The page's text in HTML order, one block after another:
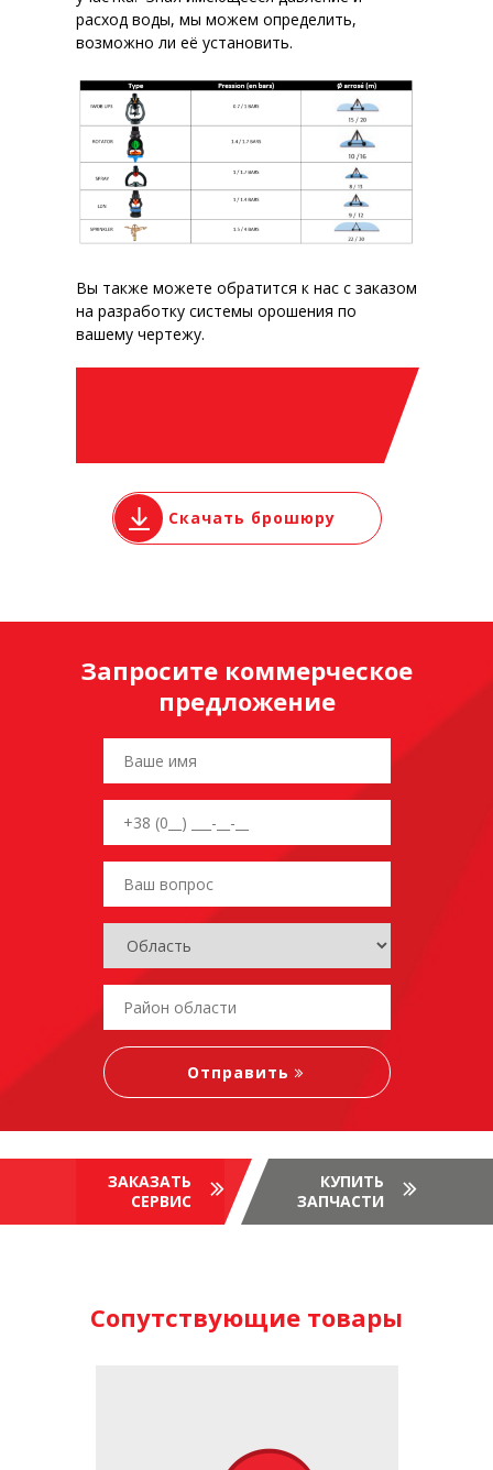
расход воды, мы можем определить,
возможно ли её установить.
Вы также можете обратится к нас с заказом
на разработку системы орошения по
вашему чертежу.
Скачать брошюру
Запросите коммерческое
предложение
ЗАКАЗАТЬ
СЕРВИС
КУПИТЬ
ЗАПЧАСТИ
Сопутствующие товары